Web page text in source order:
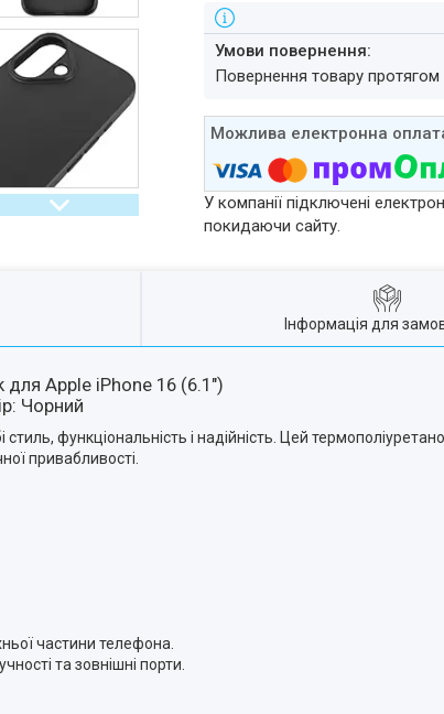
повернення товару
У компанії підключені
покидаючи сайту.
Інформація для
для Apple iPhone 16 (6.1")
Чорний
функціональність і надійність. Цей
привабливості.
частини телефона.
та зовнішні порти.